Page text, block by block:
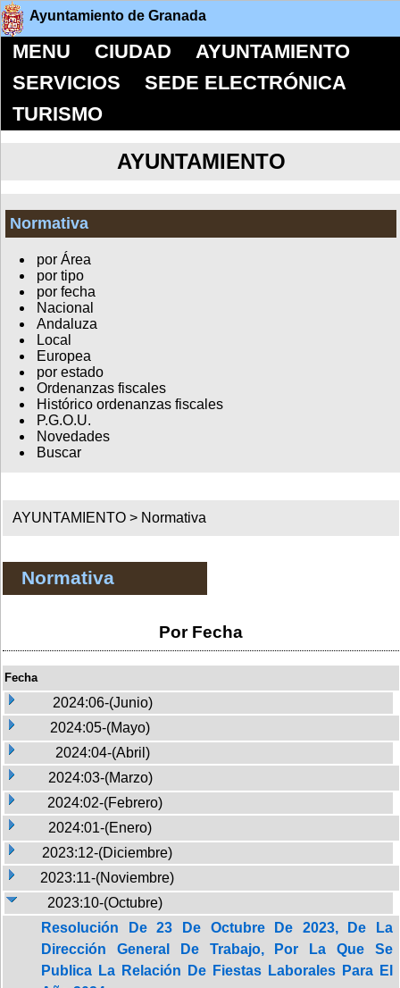
Ayuntamiento de Granada
MENU CIUDAD
AYUNTAMIENTO
SERVICIOS
SEDE ELECTRÓNICA
TURISMO
AYUNTAMIENTO
Normativa
por Área
por tipo
por fecha
Nacional
Andaluza
Local
Europea
por estado
Ordenanzas fiscales
Histórico ordenanzas fiscales
P.G.O.U.
Novedades
Buscar
AYUNTAMIENTO > Normativa
Normativa
Por Fecha
Fecha
2024:06-(Junio)
2024:05-(Mayo)
2024:04-(Abril)
2024:03-(Marzo)
2024:02-(Febrero)
2024:01-(Enero)
2023:12-(Diciembre)
2023:11-(Noviembre)
2023:10-(Octubre)
Resolución De 23 De Octubre De 2023, De La
Dirección General De Trabajo, Por La Que Se
Publica La Relación De Fiestas Laborales Para El